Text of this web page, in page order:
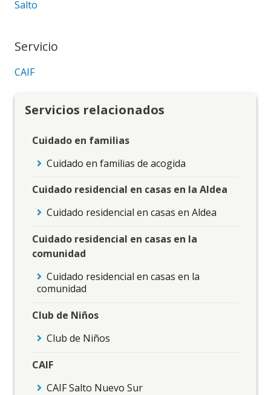
Salto
Servicio
CAIF
Servicios relacionados
Cuidado en familias
Cuidado en familias de acogida
Cuidado residencial en casas en la Aldea
Cuidado residencial en casas en Aldea
Cuidado residencial en casas en la
comunidad
Cuidado residencial en casas en la
comunidad
Club de Niños
Club de Niños
CAIF
CAIF Salto Nuevo Sur